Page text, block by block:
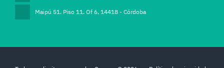
Maipú 51. Piso 11. Of 6, 14418 - Córdoba